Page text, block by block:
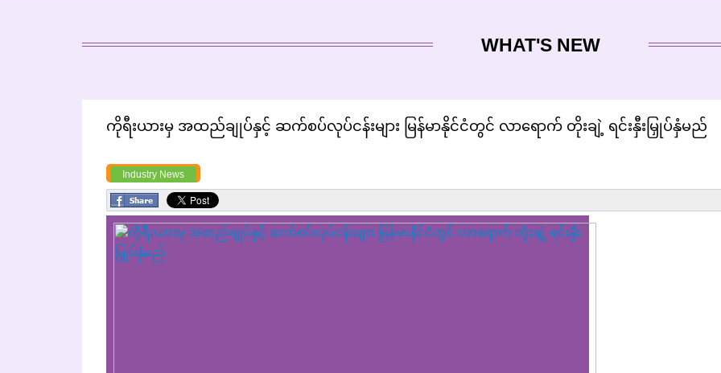
WHAT'S NEW
ကိုရီးယားမှ အထည်ချုပ်နှင့် ဆက်စပ်လုပ်ငန်းများ မြန်မာနိုင်ငံတွင် လာရောက် တိုးချဲ့ ရင်းနှီးမြှုပ်နှံမည်
Industry News